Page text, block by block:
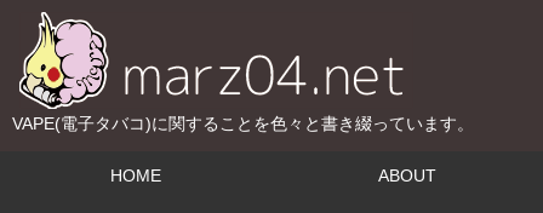
VAPE(電子タバコ)に関することを色々と書き綴っています。
HOME ABOUT